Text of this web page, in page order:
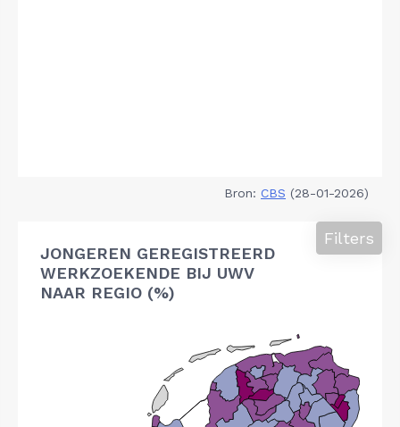
Bron: CBS (28-01-2026)
JONGEREN GEREGISTREERD
WERKZOEKENDE BIJ UWV
NAAR REGIO (%)
Filters